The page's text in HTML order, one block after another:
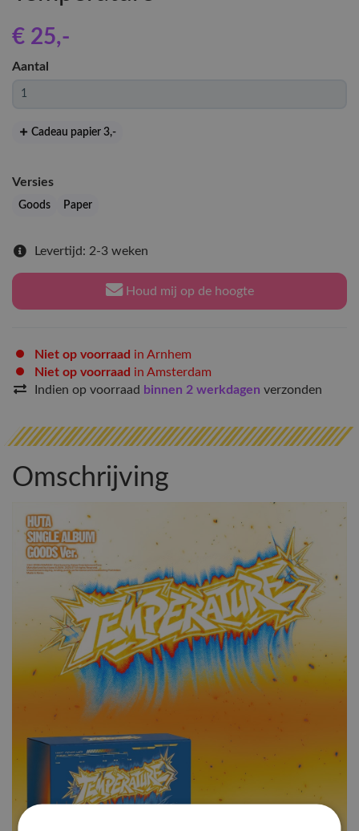
€ 25,-
Aantal
Cadeau papier 3,-
Versies
Goods Paper
Levertijd: 2-3 weken
Houd mij op de hoogte
Niet op voorraad in Arnhem
Niet op voorraad in Amsterdam
Indien op voorraad binnen 2 werkdagen verzonden
Omschrijving